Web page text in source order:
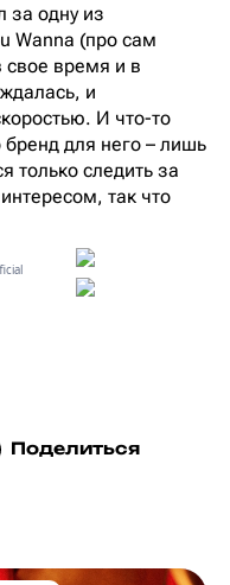
за одну из
Wanna (про сам
свое время и в
и
И что-то
для него – лишь
только следить за
так что
Поделиться